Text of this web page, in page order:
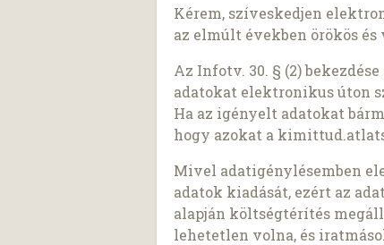
Kérem, szíveskedjen
az elmúlt években örökös
Az Infotv. 30. § (2)
adatokat elektronikus úton
Ha az igényelt adatokat
hogy azokat a
Mivel adatigénylésemben
adatok kiadását, ezért az
alapján költségtérítés
lehetetlen volna, és